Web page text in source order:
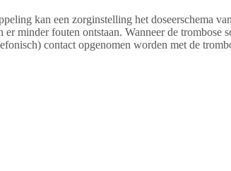
kan een zorginstelling het doseerschema
minder fouten ontstaan. Wanneer de trombose
contact opgenomen worden met de